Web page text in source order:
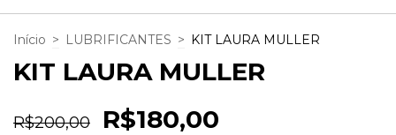
Início > LUBRIFICANTES > KIT LAURA MULLER
KIT LAURA MULLER
R$200,00 R$180,00